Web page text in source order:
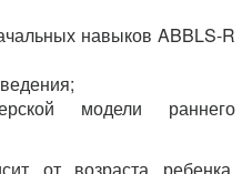
навыков ABBLS-R
модели раннего
от возраста ребенка,